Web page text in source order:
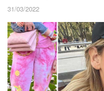
31/03/2022